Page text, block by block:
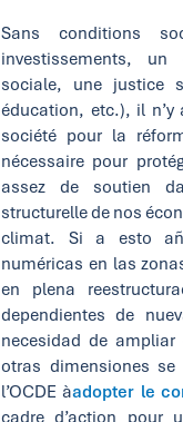
Sans conditions
investissements,
sociale, une justice
éducation, etc.), il
société pour la
nécessaire pour
assez de soutien
structurelle de nos
climat. Si a esto
numéricas en las
en plena
dependientes de
necesidad de
otras dimensiones se
l’OCDE àadopter le
cadre d’action pour